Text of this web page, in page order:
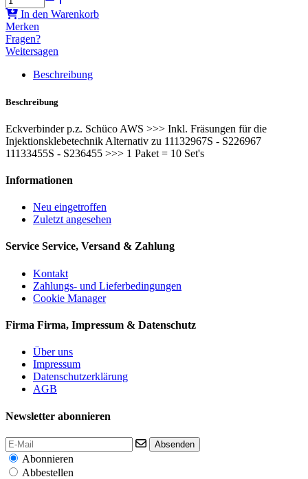
In den Warenkorb
Merken
Fragen?
Weitersagen
Beschreibung
Beschreibung
Eckverbinder p.z. Schüco AWS >>> Inkl. Fräsungen für die
Injektionsklebetechnik Alternativ zu 11132967S - S226967
11133455S - S236455 >>> 1 Paket = 10 Set's
Informationen
Neu eingetroffen
Zuletzt angesehen
Service Service, Versand & Zahlung
Kontakt
Zahlungs- und Lieferbedingungen
Cookie Manager
Firma Firma, Impressum & Datenschutz
Über uns
Impressum
Datenschutzerklärung
AGB
Newsletter abonnieren
Absenden
Abonnieren
Abbestellen